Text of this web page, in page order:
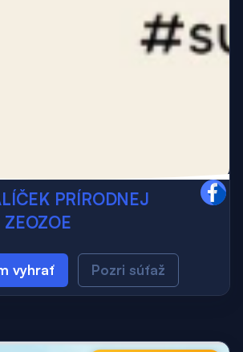
PRÍRODNEJ
vyhrať Pozri súťaž